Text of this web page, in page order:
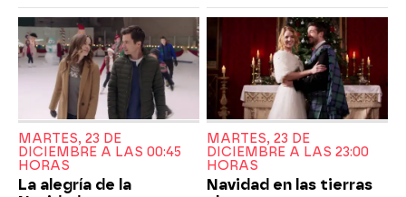
MARTES, 23 DE
DICIEMBRE A LAS 00:45
HORAS
La alegría de la
MARTES, 23 DE
DICIEMBRE A LAS 23:00
HORAS
Navidad en las tierras